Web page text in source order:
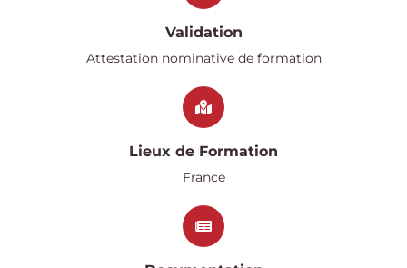
Validation
Attestation nominative de formation
Lieux de Formation
France